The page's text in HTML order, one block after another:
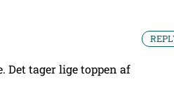
tager lige toppen af